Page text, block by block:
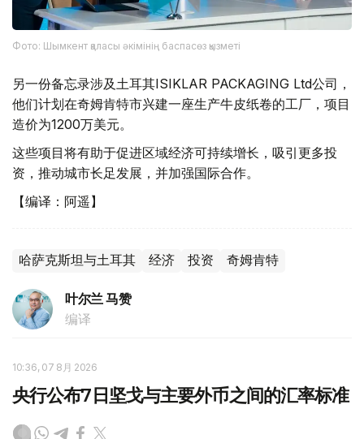
Фото: Шымкент қаласы әкімінің баспасөз қызметі
另一份备忘录涉及土耳其ISIKLAR PACKAGING Ltd公司，
他们计划在奇姆肯特市兴建一座生产牛皮纸卷的工厂，项目
造价为1200万美元。
这些项目将有助于促进区域经济可持续增长，吸引更多投
资，推动城市长足发展，并加强国际合作。
【编译：阿遥】
哈萨克斯坦与土耳其 经济 投资 奇姆肯特
叶尔兰 马赞
编译
10:36, 07 8月 2026
央行公布7日坚戈与主要外币之间的汇率标准